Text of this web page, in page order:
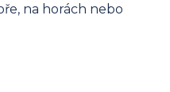
na horách nebo